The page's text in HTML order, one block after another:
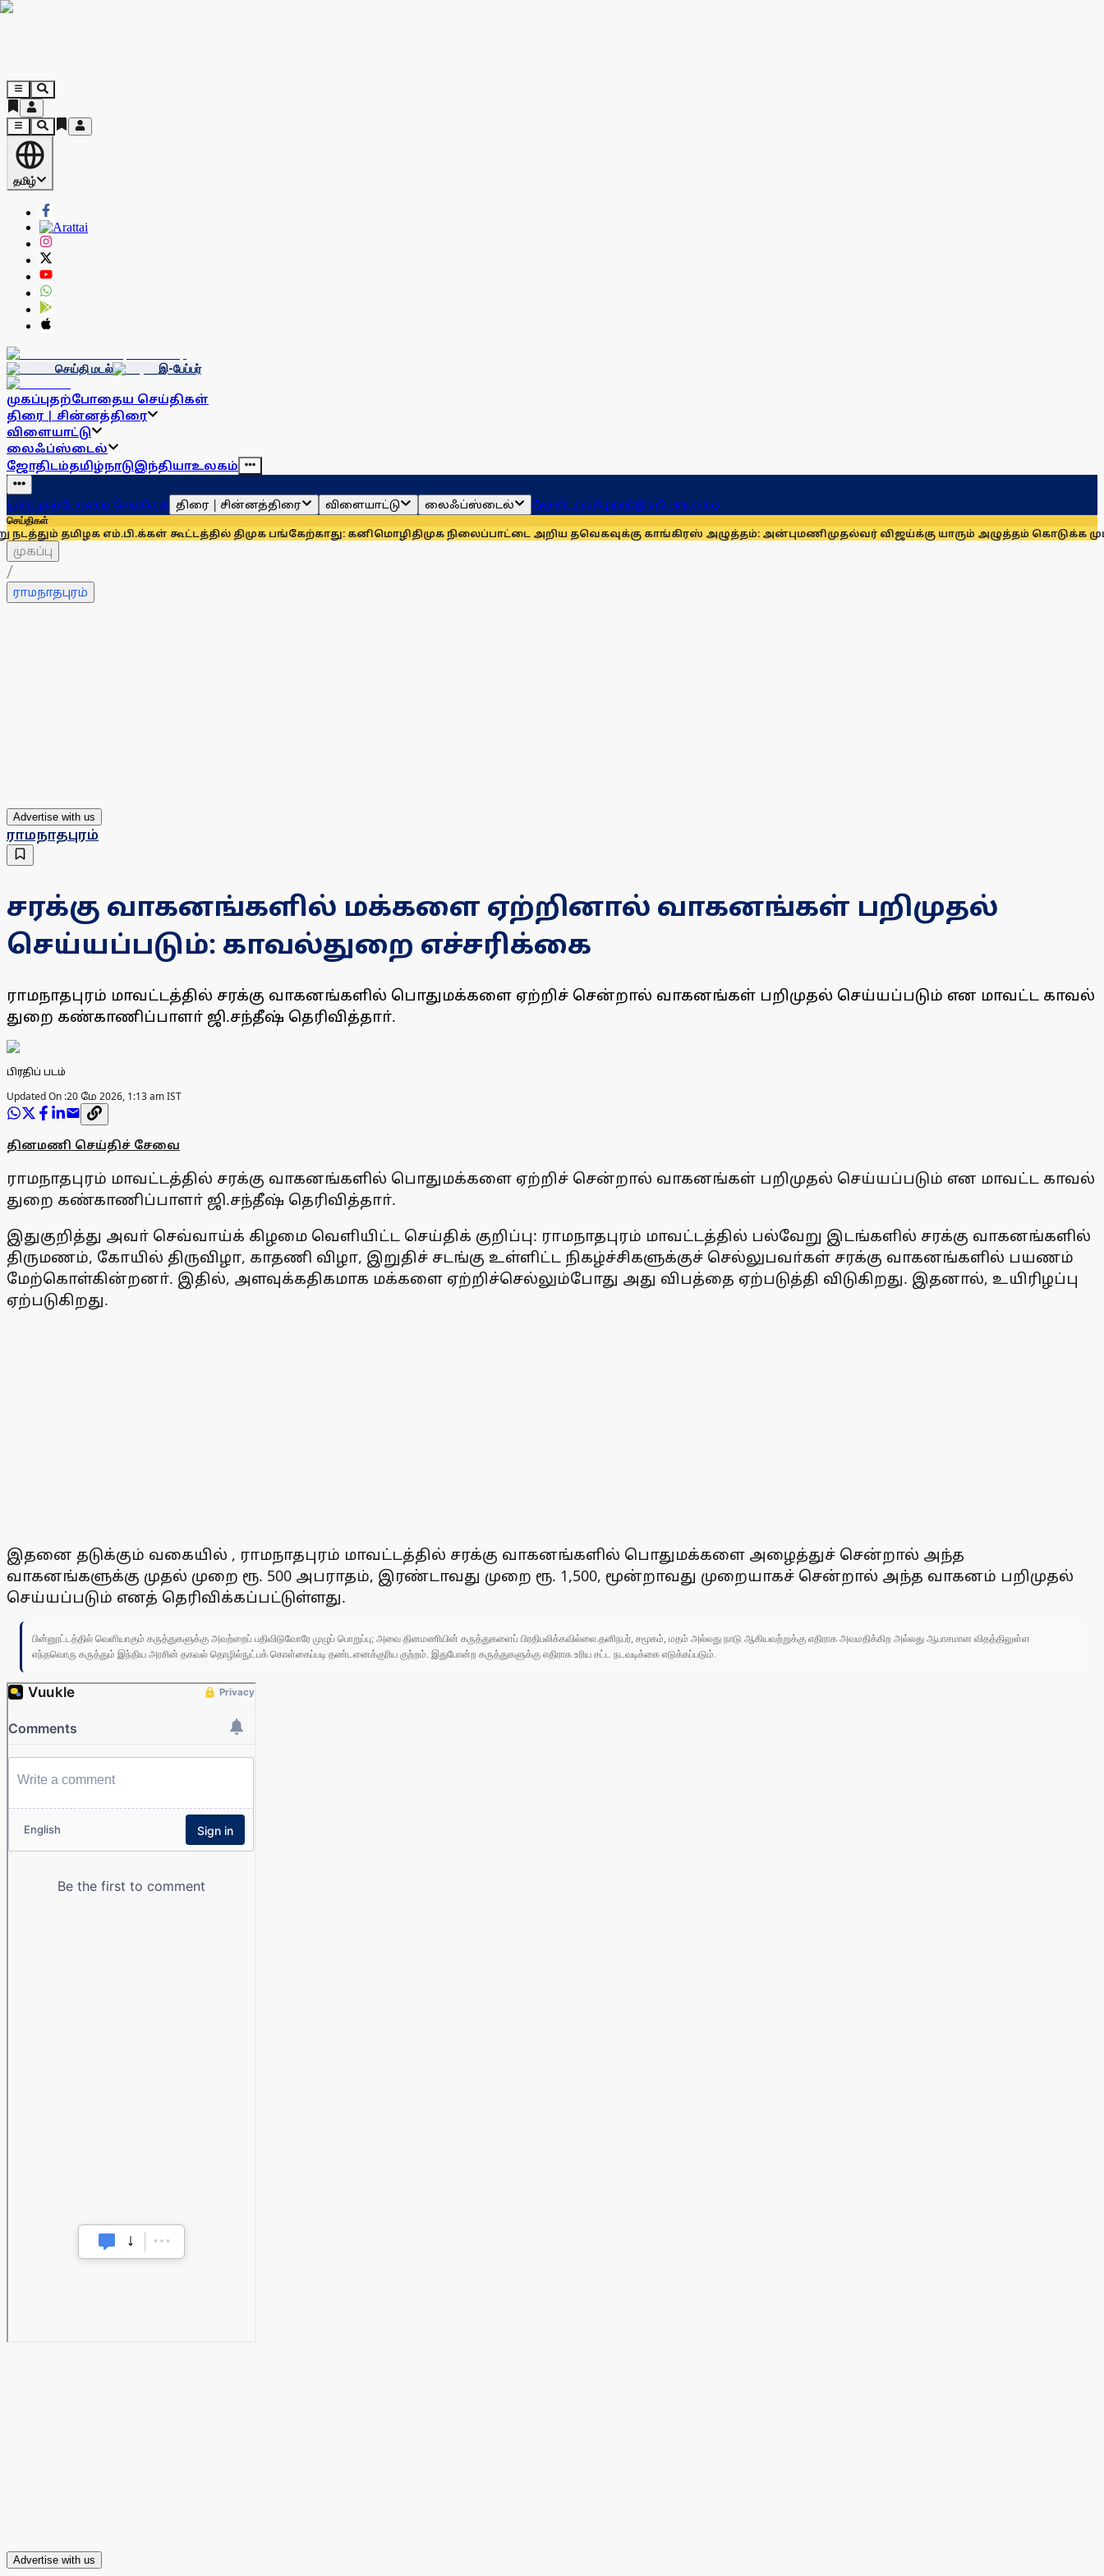
தமிழ்
செய்தி மடல் இ-பேப்பர்
முகப்புதற்போதைய செய்திகள்
திரை | சின்னத்திரை
விளையாட்டு
லைஃப்ஸ்டைல்
ஜோதிடம்தமிழ்நாடுஇந்தியாஉலகம்
முகப்புதற்போதைய செய்திகள் திரை | சின்னத்திரை விளையாட்டு லைஃப்ஸ்டைல் ஜோதிடம்தமிழ்நாடுஇந்தியாஉலகம்
செய்திகள்
எம்.பி.க்கள் கூட்டத்தில் திமுக பங்கேற்காது: கனிமொழி திமுக நிலைப்பாட்டை அறிய தவெகவுக்கு காங்கிரஸ் அழுத்தம்: அன்புமணிமுதல்வர் விஜய்க்கு யாரும் அழுத்தம் கொடுக்க முடியாது:
முகப்பு
/
ராமநாதபுரம்
Advertise with us
ராமநாதபுரம்
சரக்கு வாகனங்களில் மக்களை ஏற்றினால் வாகனங்கள் பறிமுதல்
செய்யப்படும்: காவல்துறை எச்சரிக்கை
ராமநாதபுரம் மாவட்டத்தில் சரக்கு வாகனங்களில் பொதுமக்களை ஏற்றிச் சென்றால் வாகனங்கள் பறிமுதல் செய்யப்படும் என மாவட்ட காவல்
துறை கண்காணிப்பாளா் ஜி.சந்தீஷ் தெரிவித்தாா்.
பிரதிப் படம்
Updated On :20 மே 2026, 1:13 am IST
தினமணி செய்திச் சேவை
ராமநாதபுரம் மாவட்டத்தில் சரக்கு வாகனங்களில் பொதுமக்களை ஏற்றிச் சென்றால் வாகனங்கள் பறிமுதல் செய்யப்படும் என மாவட்ட காவல்
துறை கண்காணிப்பாளா் ஜி.சந்தீஷ் தெரிவித்தாா்.
இதுகுறித்து அவா் செவ்வாய்க் கிழமை வெளியிட்ட செய்திக் குறிப்பு: ராமநாதபுரம் மாவட்டத்தில் பல்வேறு இடங்களில் சரக்கு வாகனங்களில்
திருமணம், கோயில் திருவிழா, காதணி விழா, இறுதிச் சடங்கு உள்ளிட்ட நிகழ்ச்சிகளுக்குச் செல்லுபவா்கள் சரக்கு வாகனங்களில் பயணம்
மேற்கொள்கின்றனா். இதில், அளவுக்கதிகமாக மக்களை ஏற்றிச்செல்லும்போது அது விபத்தை ஏற்படுத்தி விடுகிறது. இதனால், உயிரிழப்பு
ஏற்படுகிறது.
இதனை தடுக்கும் வகையில் , ராமநாதபுரம் மாவட்டத்தில் சரக்கு வாகனங்களில் பொதுமக்களை அழைத்துச் சென்றால் அந்த
வாகனங்களுக்கு முதல் முறை ரூ. 500 அபராதம், இரண்டாவது முறை ரூ. 1,500, மூன்றாவது முறையாகச் சென்றால் அந்த வாகனம் பறிமுதல்
செய்யப்படும் எனத் தெரிவிக்கப்பட்டுள்ளது.
பின்னூட்டத்தில் வெளியாகும் கருத்துகளுக்கு அவற்றைப் பதிவிடுவோரே முழுப் பொறுப்பு; அவை தினமணியின் கருத்துகளைப் பிரதிபலிக்கவில்லை.தனிநபர், சமூகம், மதம் அல்லது நாடு ஆகியவற்றுக்கு எதிராக அவமதிக்கிற அல்லது ஆபாசமான விதத்திலுள்ள
எந்தவொரு கருத்தும் இந்திய அரசின் தகவல் தொழில்நுட்பக் கொள்கைப்படி தண்டனைக்குரிய குற்றம். இதுபோன்ற கருத்துகளுக்கு எதிராக உரிய சட்ட நடவடிக்கை எடுக்கப்படும்.
Advertise with us